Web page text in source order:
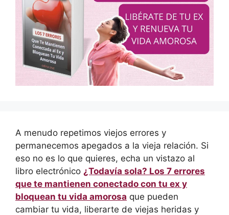
A menudo repetimos viejos errores y
permanecemos apegados a la vieja relación. Si
eso no es lo que quieres, echa un vistazo al
libro electrónico ¿Todavía sola? Los 7 errores
que te mantienen conectado con tu ex y
bloquean tu vida amorosa que pueden
cambiar tu vida, liberarte de viejas heridas y